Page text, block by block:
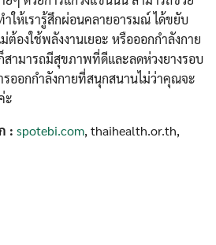
ให้เรารู้สึกผ่อนคลายอารมณ์ ได้ขยับ
ต้องใช้พลังงานเยอะ หรือออกกำลังกาย
ามารถมีสุขภาพที่ดีและลดห่วงยางรอบ
รออกกำลังกายที่สนุกสนานไม่ว่าคุณจะ
ะ
: spotebi.com, thaihealth.or.th,